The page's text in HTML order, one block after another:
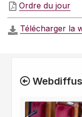
Ordre du jour
Télécharger la